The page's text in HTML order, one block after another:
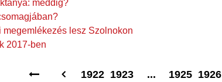
meddig?
megemlékezés lesz Szolnokon
2017-ben
1922 1923 ... 1925 1926